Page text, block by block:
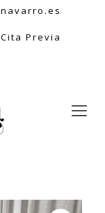
Cita Previa